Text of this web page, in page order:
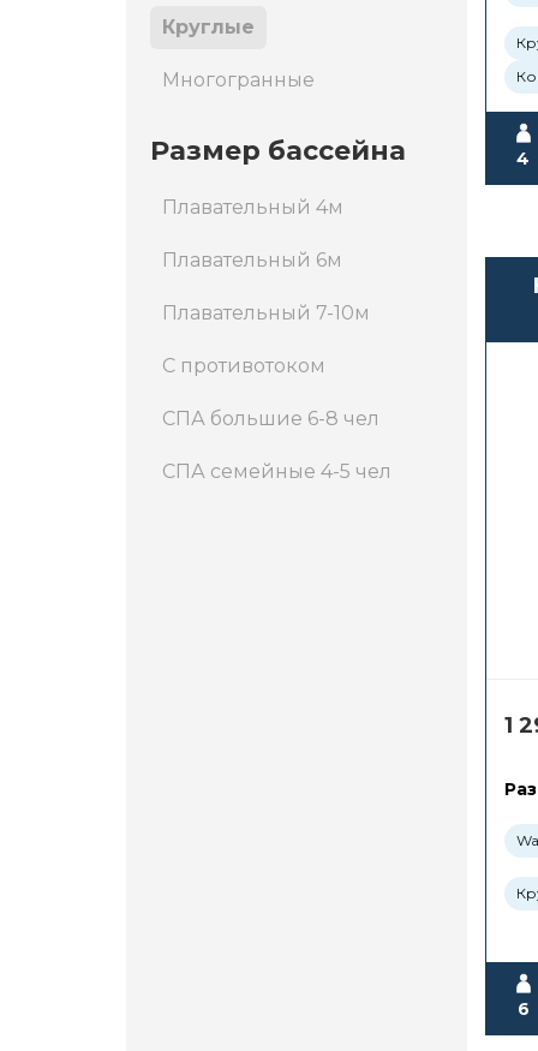
Круглые
Многогранные
Размер бассейна
Плавательный 4м
Плавательный 6м
Плавательный 7-10м
С противотоком
СПА большие 6-8 чел
СПА семейные 4-5 чел
4
1
6